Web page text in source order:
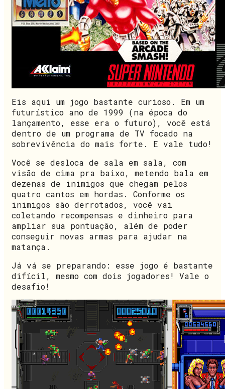
Eis aqui um jogo bastante curioso. Em um
futurístico ano de 1999 (na época do
lançamento, esse era o futuro), você está
dentro de um programa de TV focado na
sobrevivência do mais forte. E vale tudo!
Você se desloca de sala em sala, com
visão de cima pra baixo, metendo bala em
dezenas de inimigos que chegam pelos
quatro cantos em hordas. Conforme os
inimigos são derrotados, você vai
coletando recompensas e dinheiro para
ampliar sua pontuação, além de poder
conseguir novas armas para ajudar na
matança.
Já vá se preparando: esse jogo é bastante
difícil, mesmo com dois jogadores! Vale o
desafio!